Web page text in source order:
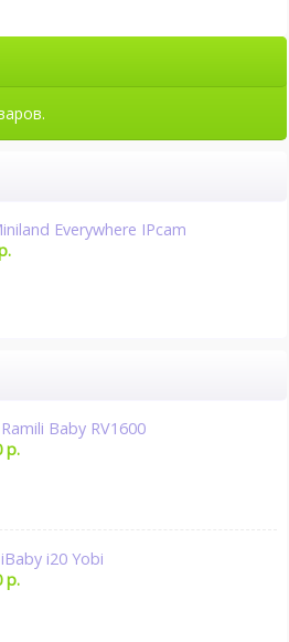
Everywhere IPcam
Baby RV1600
р.
i20 Yobi
р.